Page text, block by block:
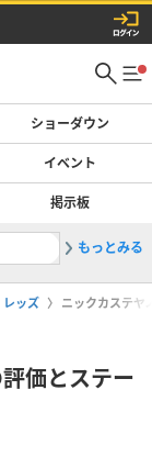
ショーダウン
イベント
掲示板
2ソニー
もっとみる
レッズ ニックカステヤ
価とステー